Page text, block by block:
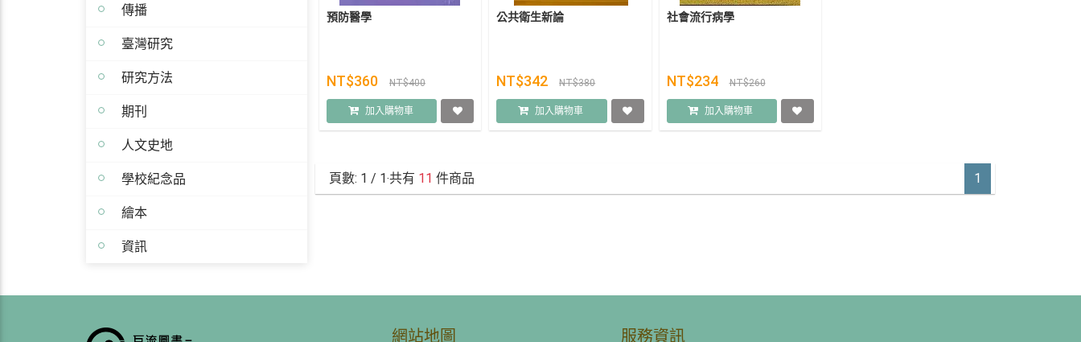
傳播
臺灣研究
研究方法
期刊
人文史地
學校紀念品
繪本
資訊
預防醫學
NT$360 NT$400
加入購物車
公共衛生新論
NT$342 NT$380
加入購物車
社會流行病學
NT$234 NT$260
加入購物車
頁數: 1 / 1‧共有 11 件商品 1
網站地圖 服務資訊